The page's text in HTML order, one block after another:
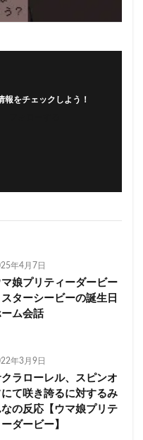
報をチェックしよう！
年4月7日
マ娘プリティーダービー
スターシービーの誕生日
ム会話
年3月9日
ラローレル、スピンオ
にて咲き誇るに対するみ
なの反応【ウマ娘プリテ
ーダービー】